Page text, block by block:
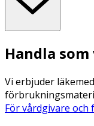
Handla
Vi erbjuder
För vårdgivare och